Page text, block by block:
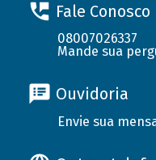
Fale Conosco
08007026337
Mande sua
Ouvidoria
Envie sua